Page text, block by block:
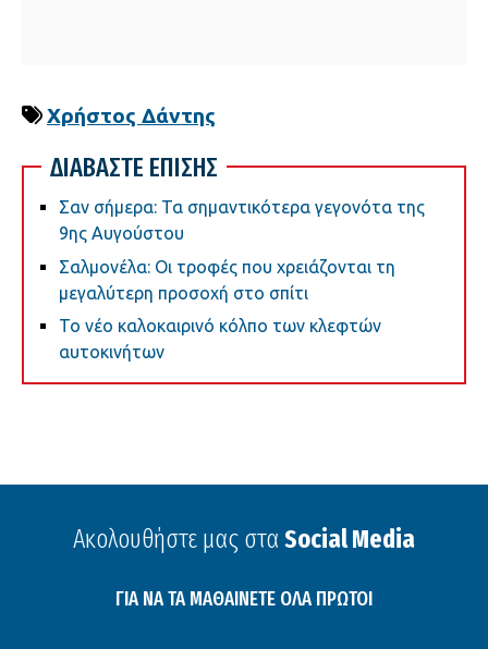
Χρήστος Δάντης
ΔΙΑΒΑΣΤΕ ΕΠΙΣΗΣ
Σαν σήμερα: Τα σημαντικότερα γεγονότα της
9ης Αυγούστου
Σαλμονέλα: Οι τροφές που χρειάζονται τη
μεγαλύτερη προσοχή στο σπίτι
Το νέο καλοκαιρινό κόλπο των κλεφτών
αυτοκινήτων
Ακολουθήστε μας στα Social Media
ΓΙΑ ΝΑ ΤΑ ΜΑΘΑΙΝΕΤΕ ΟΛΑ ΠΡΩΤΟΙ